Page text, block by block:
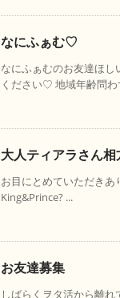
なにふぁむ♡
なにふぁむのお友達ほし
ください♡ 地域年齢問わ
大人ティアラさん
お目にとめていただきあ
King&Prince? ...
お友達募集
しばらくヲタ活から離れ